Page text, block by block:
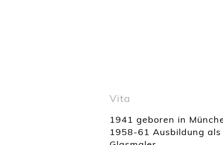
Vita
1941 geboren in
1958-61 Ausbildung